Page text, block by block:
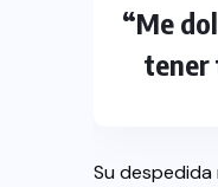
“Me
tener
Su despedida